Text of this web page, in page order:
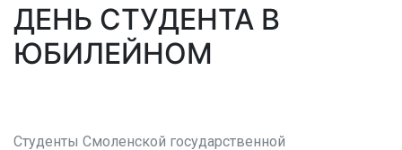
ДЕНЬ СТУДЕНТА В
ЮБИЛЕЙНОМ
Студенты Смоленской государственной